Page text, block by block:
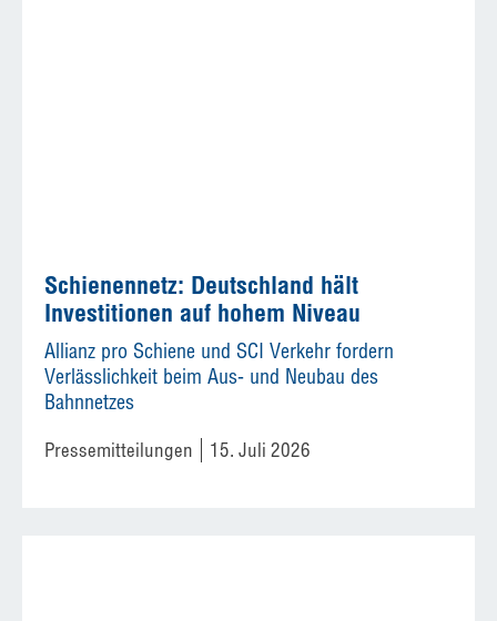
Schienennetz: Deutschland hält
Investitionen auf hohem Niveau
Allianz pro Schiene und SCI Verkehr fordern
Verlässlichkeit beim Aus- und Neubau des
Bahnnetzes
Pressemitteilungen 15. Juli 2026